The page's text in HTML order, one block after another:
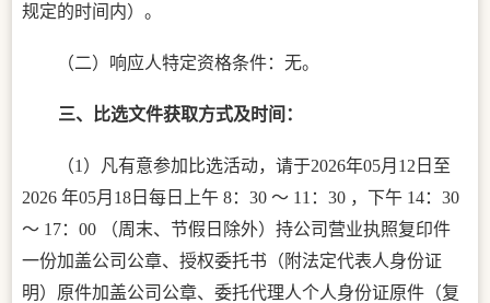
规定的时间内）。
（二）响应人特定资格条件：无。
三、 比选文件获取方式及时间：
（1）凡有意参加比选活动，请于2026年05月 12 日至
2026 年05月 18 日每日上午 8：30 ～ 11：30 ，下午 14：30
～ 17：00 （周末、节假日除外）持公司营业执照复印件
一份加盖公司公章、授权委托书（附法定代表人身份证
明）原件加盖公司公章、委托代理人个人身份证原件（复